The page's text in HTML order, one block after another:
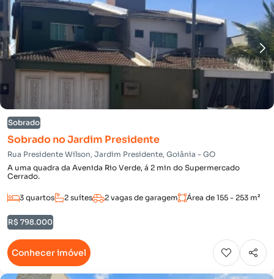
Sobrado
Sobrado no Jardim Presidente
Rua Presidente Wilson, Jardim Presidente, Goiânia - GO
A uma quadra da Avenida Rio Verde, á 2 min do Supermercado
Cerrado.
3 quartos 2 suítes 2 vagas de garagem Área de 155 - 253 m²
R$ 798.000
Conhecer imóvel